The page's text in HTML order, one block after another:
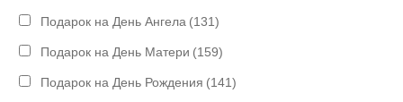
Подарок на День Ангела (131)
Подарок на День Матери (159)
Подарок на День Рождения (141)